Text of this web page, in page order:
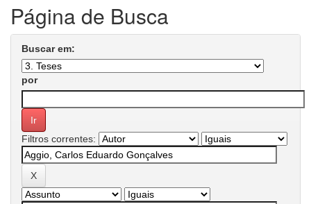
Página de Busca
Buscar em:
por
Filtros correntes: